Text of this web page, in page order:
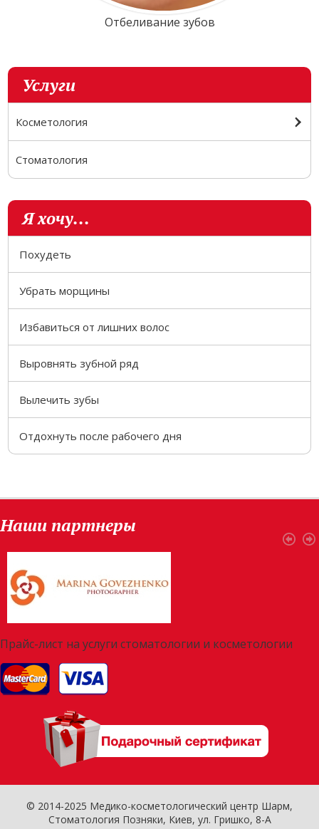
Отбеливание зубов
Услуги
Косметология
Стоматология
Я хочу...
Похудеть
Убрать морщины
Избавиться от лишних волос
Выровнять зубной ряд
Вылечить зубы
Отдохнуть после рабочего дня
Наши партнеры
Прайс-лист на услуги стоматологии и косметологии
© 2014-2025 Медико-косметологический центр Шарм,
Стоматология Позняки, Киев, ул. Гришко, 8-А